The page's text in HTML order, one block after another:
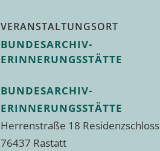
VERANSTALTUNGSORT
BUNDESARCHIV-
ERINNERUNGSSTÄTTE
BUNDESARCHIV-
ERINNERUNGSSTÄTTE
Herrenstraße 18 Residenzschloss
76437 Rastatt